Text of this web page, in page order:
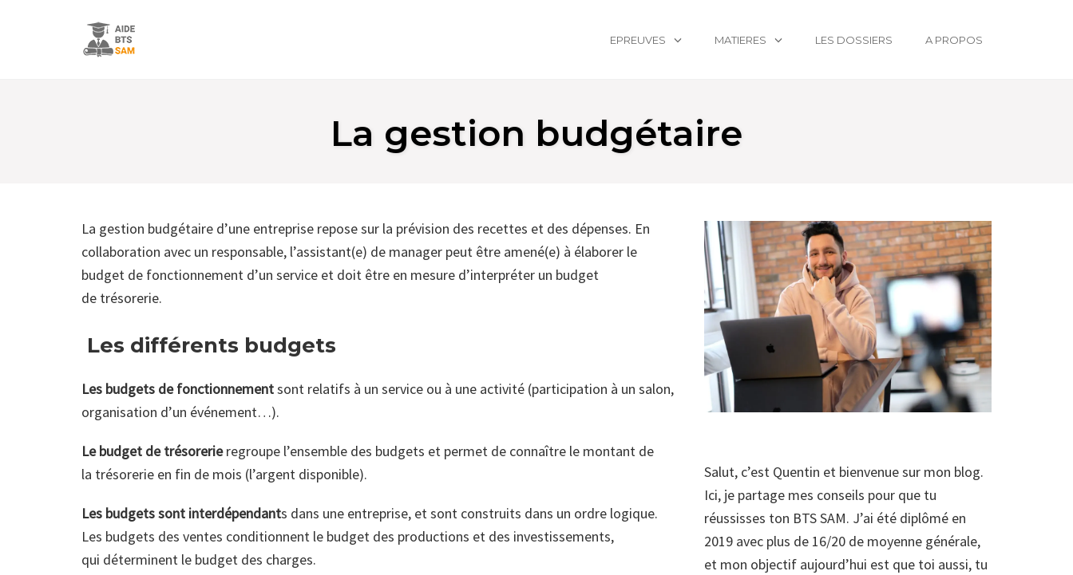
EPREUVES MATIERES LES DOSSIERS A PROPOS
La gestion budgétaire
La gestion budgétaire d’une entreprise repose sur la prévision des recettes et des dépenses. En
collaboration avec un responsable, l’assistant(e) de manager peut être amené(e) à élaborer le
budget de fonctionnement d’un service et doit être en mesure d’interpréter un budget
de trésorerie.
Les différents budgets
Les budgets de fonctionnementsont relatifs à un service ou à une activité (participation à un salon,
organisation d’un événement…).
Le budget de trésorerieregroupe l’ensemble des budgets et permet de connaître le montant de
la trésorerie en fin de mois (l’argent disponible).
Les budgets sont interdépendants dans une entreprise, et sont construits dans un ordre logique.
Les budgets des ventes conditionnent le budget des productions et des investissements,
qui déterminent le budget des charges.
Salut, c’est Quentin et bienvenue sur mon blog.
Ici, je partage mes conseils pour que tu
réussisses ton BTS SAM. J’ai été diplômé en
2019 avec plus de 16/20 de moyenne générale,
et mon objectif aujourd’hui est que toi aussi, tu